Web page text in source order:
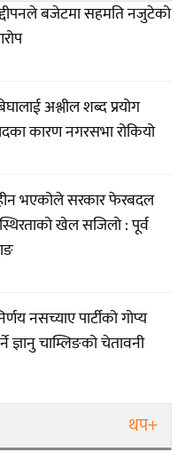
बजेटमा सहमति नजुटेको
अश्लील शब्द प्रयोग
कारण नगरसभा रोकियो
भएकोले सरकार फेरबदल
खेल सजिलो : पूर्व
नसच्याए पार्टीको गोप्य
ज्ञानु चाम्लिङको चेतावनी
थप+